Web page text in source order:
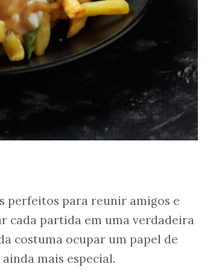
perfeitos para reunir amigos e
cada partida em uma verdadeira
costuma ocupar um papel de
mais especial.